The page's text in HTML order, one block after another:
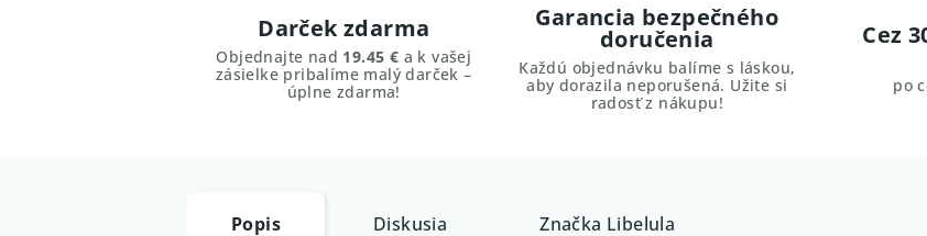
Darček zdarma
Objednajte nad 19.45 € a k vašej
zásielke pribalíme malý darček –
úplne zdarma!
Garancia bezpečného
doručenia
Každú objednávku balíme s láskou,
aby dorazila neporušená. Užite si
radosť z nákupu!
Cez
po
Popis Diskusia Značka Libelula